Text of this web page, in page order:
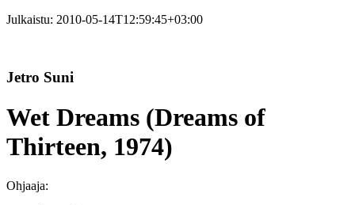
Julkaistu: 2010-05-14T12:59:45+03:00
Jetro Suni
Wet Dreams (Dreams of
Thirteen, 1974)
Ohjaaja: